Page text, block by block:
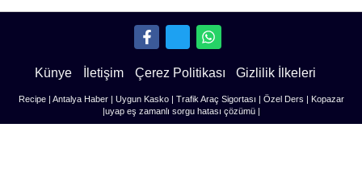
Künye İletişim Çerez Politikası Gizlilik İlkeleri
Recipe| Antalya Haber| Uygun Kasko| Trafik Araç Sigortası | Özel Ders | Kopazar
|uyap eş zamanlı sorgu hatası çözümü|